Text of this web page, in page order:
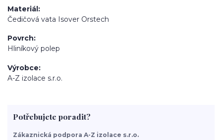
Materiál
Čedičová vata Isover Orstech
Povrch
Hliníkový polep
Výrobce
A-Z izolace s.r.o.
Potřebujete poradit?
Zákaznická podpora A-Z izolace s.r.o.